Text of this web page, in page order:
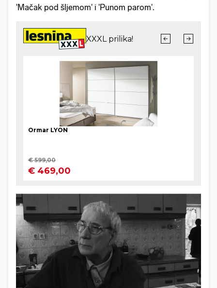
'Mačak pod šljemom' i 'Punom parom'.